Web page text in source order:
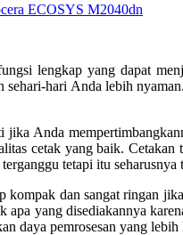
ECOSYS M2040dn
lengkap yang dapat
sehari-hari Anda lebih
Anda
cetak yang baik.
tetapi itu
dan sangat ringan
apa yang disediakannya
daya pemrosesan yang